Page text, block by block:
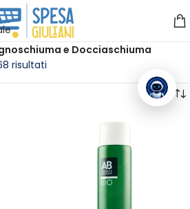
Clicca qui e ti richiamiamo noi
e Docciaschiuma
risultati